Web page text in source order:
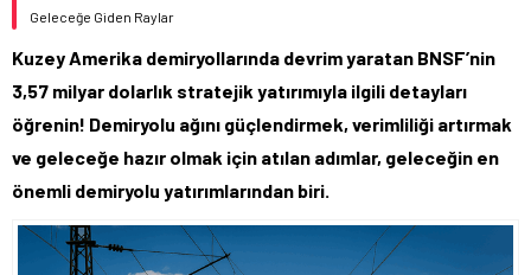
Geleceğe Giden Raylar
Kuzey Amerika demiryollarında devrim yaratan BNSF’nin
3,57 milyar dolarlık stratejik yatırımıyla ilgili detayları
öğrenin! Demiryolu ağını güçlendirmek, verimliliği artırmak
ve geleceğe hazır olmak için atılan adımlar, geleceğin en
önemli demiryolu yatırımlarından biri.